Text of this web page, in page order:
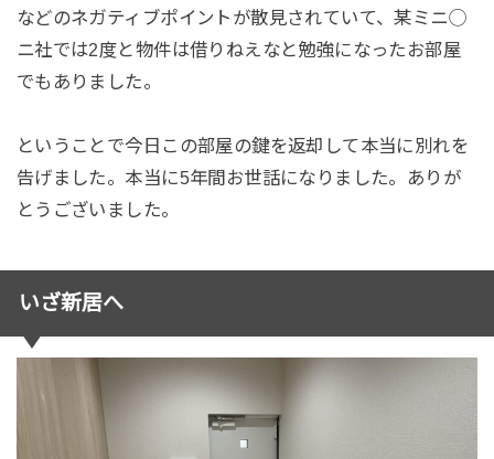
などのネガティブポイントが散見されていて、某ミニ◯
ニ社では2度と物件は借りねえなと勉強になったお部屋
でもありました。
ということで今日この部屋の鍵を返却して本当に別れを
告げました。本当に5年間お世話になりました。ありが
とうございました。
いざ新居へ